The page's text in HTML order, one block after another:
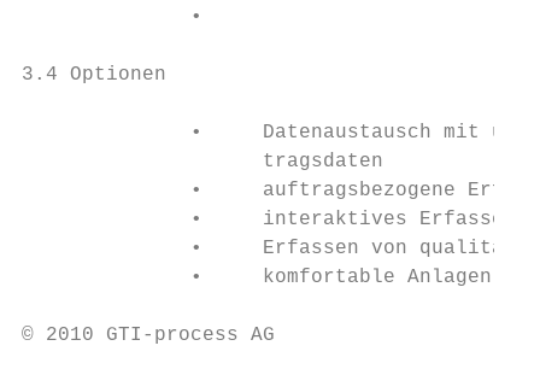
              •
3.4 Optionen
•     Datenaustausch mit
                    tragsdaten
•     auftragsbezogene
•     interaktives Erfassen
•     Erfassen von
•     komfortable Anlagen-
© 2010 GTI-process AG